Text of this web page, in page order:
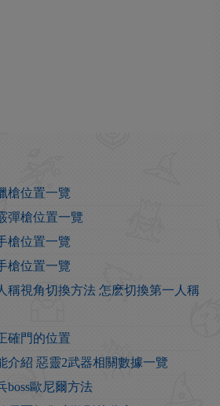
槍位置一覽
彈槍位置一覽
槍位置一覽
槍位置一覽
稱視角切換方法 怎麽切換第一人稱
確門的位置
介紹 惡靈2武器相關數據一覽
boss歐尼爾方法